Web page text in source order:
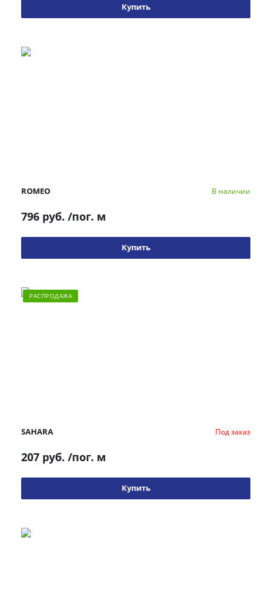
Купить
ROMEO В наличии
796 руб. /пог. м
Купить
РАСПРОДАЖА
SAHARA Под заказ
207 руб. /пог. м
Купить